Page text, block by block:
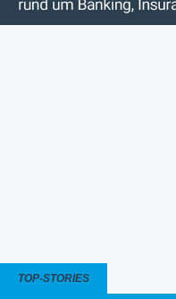
TOP-STORIES